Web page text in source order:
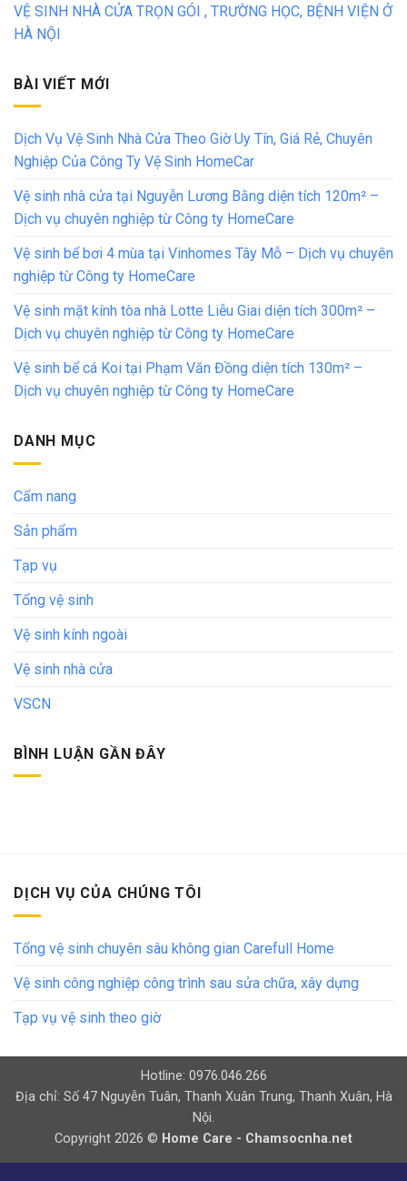
VỆ SINH NHÀ CỬA TRỌN GÓI , TRƯỜNG HỌC, BỆNH VIỆN Ở
HÀ NỘI
BÀI VIẾT MỚI
Dịch Vụ Vệ Sinh Nhà Cửa Theo Giờ Uy Tín, Giá Rẻ, Chuyên
Nghiệp Của Công Ty Vệ Sinh HomeCar
Vệ sinh nhà cửa tại Nguyễn Lương Bằng diện tích 120m² –
Dịch vụ chuyên nghiệp từ Công ty HomeCare
Vệ sinh bể bơi 4 mùa tại Vinhomes Tây Mỗ – Dịch vụ chuyên
nghiệp từ Công ty HomeCare
Vệ sinh mặt kính tòa nhà Lotte Liễu Giai diện tích 300m² –
Dịch vụ chuyên nghiệp từ Công ty HomeCare
Vệ sinh bể cá Koi tại Phạm Văn Đồng diện tích 130m² –
Dịch vụ chuyên nghiệp từ Công ty HomeCare
DANH MỤC
Cẩm nang
Sản phẩm
Tạp vụ
Tổng vệ sinh
Vệ sinh kính ngoài
Vệ sinh nhà cửa
VSCN
BÌNH LUẬN GẦN ĐÂY
DỊCH VỤ CỦA CHÚNG TÔI
Tổng vệ sinh chuyên sâu không gian Carefull Home
Vệ sinh công nghiệp công trình sau sửa chữa, xây dựng
Tạp vụ vệ sinh theo giờ
Hotline: 0976.046.266
Địa chỉ: Số 47 Nguyễn Tuân, Thanh Xuân Trung, Thanh Xuân, Hà
Nội.
Copyright 2026 © Home Care - Chamsocnha.net